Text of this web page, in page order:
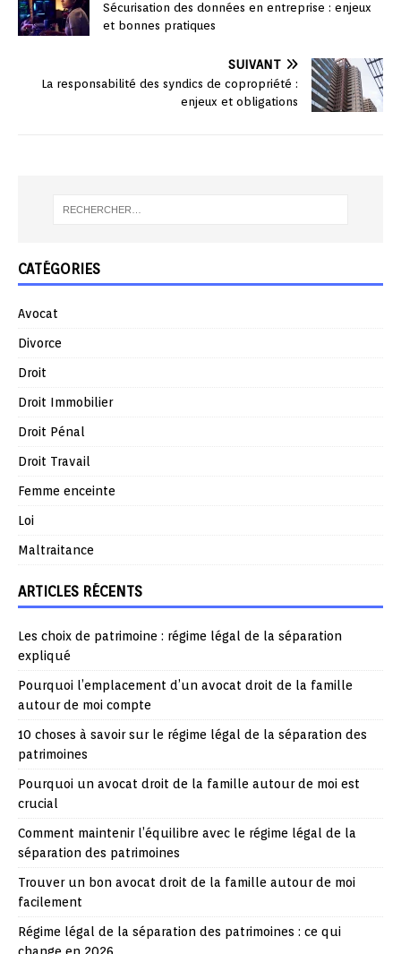
Sécurisation des données en entreprise : enjeux
et bonnes pratiques
SUIVANT
La responsabilité des syndics de copropriété :
enjeux et obligations
CATÉGORIES
Avocat
Divorce
Droit
Droit Immobilier
Droit Pénal
Droit Travail
Femme enceinte
Loi
Maltraitance
ARTICLES RÉCENTS
Les choix de patrimoine : régime légal de la séparation
expliqué
Pourquoi l’emplacement d’un avocat droit de la famille
autour de moi compte
10 choses à savoir sur le régime légal de la séparation des
patrimoines
Pourquoi un avocat droit de la famille autour de moi est
crucial
Comment maintenir l’équilibre avec le régime légal de la
séparation des patrimoines
Trouver un bon avocat droit de la famille autour de moi
facilement
Régime légal de la séparation des patrimoines : ce qui